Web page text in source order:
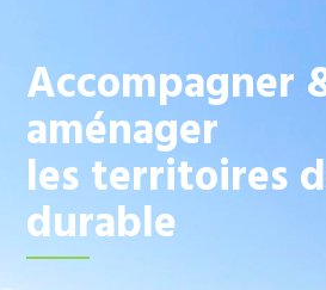
Accompagner
aménager
les territoires
durable